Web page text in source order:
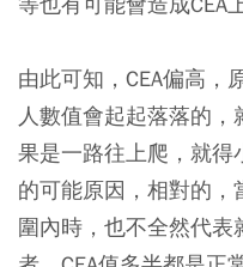
由此可知，CEA偏高，
人數值會起起落落的
果是一路往上爬，就
的可能原因，相對的，
圍內時，也不全然代表